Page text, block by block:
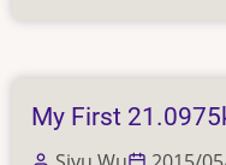
型
TiO2
My First